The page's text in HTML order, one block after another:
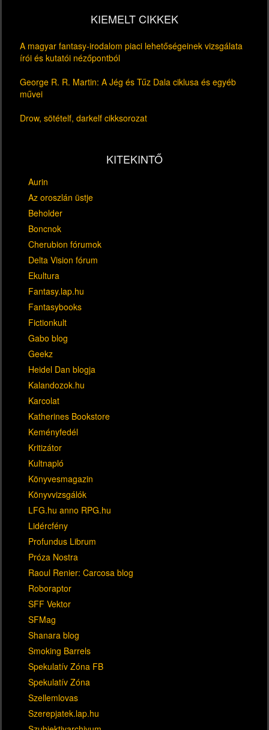
KIEMELT CIKKEK
A magyar fantasy-irodalom piaci lehetőségeinek vizsgálata
írói és kutatói nézőpontból
George R. R. Martin: A Jég és Tűz Dala ciklusa és egyéb
művei
Drow, sötételf, darkelf cikksorozat
KITEKINTŐ
Aurin
Az oroszlán üstje
Beholder
Boncnok
Cherubion fórumok
Delta Vision fórum
Ekultura
Fantasy.lap.hu
Fantasybooks
Fictionkult
Gabo blog
Geekz
Heidel Dan blogja
Kalandozok.hu
Karcolat
Katherines Bookstore
Keményfedél
Kritizátor
Kultnapló
Könyvesmagazin
Könyvvizsgálók
LFG.hu anno RPG.hu
Lidércfény
Profundus Librum
Próza Nostra
Raoul Renier: Carcosa blog
Roboraptor
SFF Vektor
SFMag
Shanara blog
Smoking Barrels
Spekulatív Zóna FB
Spekulatív Zóna
Szellemlovas
Szerepjatek.lap.hu